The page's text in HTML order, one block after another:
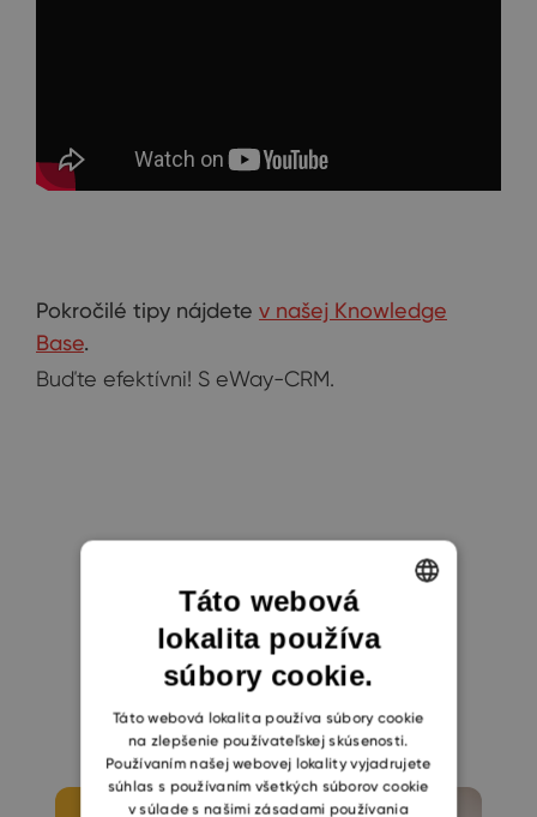
Pokročilé tipy nájdete v našej Knowledge
Base.
Buďte efektívni! S eWay-CRM.
Mohlo by sa vám
páčiť
ENGLISH
SLOVAK
Táto webová
lokalita používa
súbory cookie.
Táto webová lokalita používa súbory cookie
na zlepšenie používateľskej skúsenosti.
Používaním našej webovej lokality vyjadrujete
súhlas s používaním všetkých súborov cookie
v súlade s našimi zásadami používania